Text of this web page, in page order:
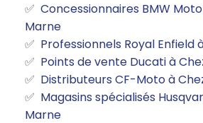
Concessionnaires BMW
Marne
Professionnels Royal Enfield
Points de vente Ducati à
Distributeurs CF-Moto à
Magasins spécialisés
Marne